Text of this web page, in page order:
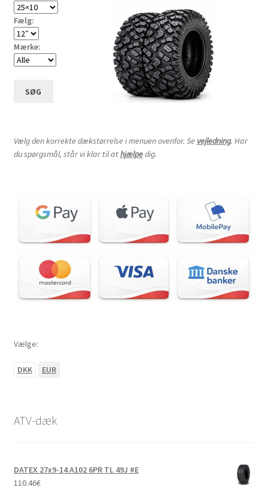
Fælg:
Mærke:
SØG
Vælg den korrekte dækstørrelse i menuen ovenfor. Se vejledning. Har
du spørgsmål, står vi klar til athjælpedig.
Vælge:
DKK EUR
ATV-dæk
DATEX 27x9-14 A102 6PR TL 49J #E
110.46€